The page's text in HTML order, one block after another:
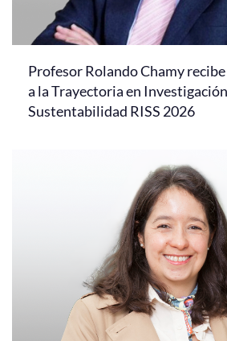
Profesor Rolando Chamy
a la Trayectoria en
Sustentabilidad RISS 2026